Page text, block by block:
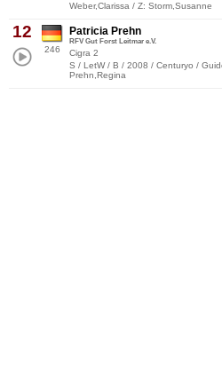
Weber,Clarissa / Z: Storm,Susanne
12
246
Patricia Prehn
RFV Gut Forst Leitmar e.V.
Cigra 2
S / LetW / B / 2008 / Centuryo /
Prehn,Regina